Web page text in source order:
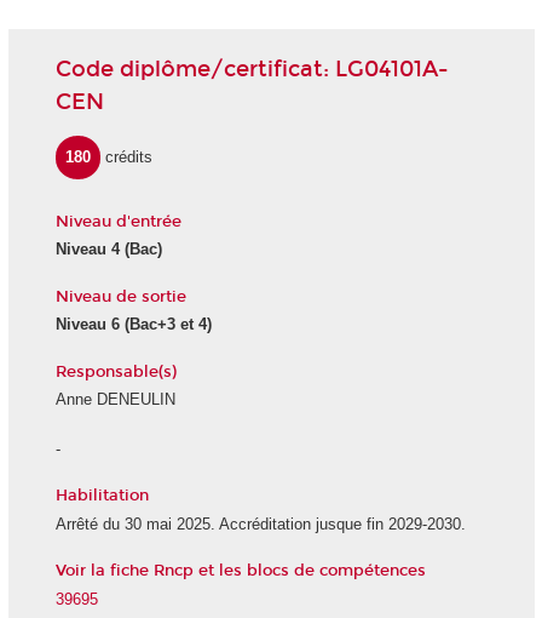
Code diplôme/certificat: LG04101A-
CEN
180 crédits
Niveau d'entrée
Niveau 4 (Bac)
Niveau de sortie
Niveau 6 (Bac+3 et 4)
Responsable(s)
Anne DENEULIN
-
Habilitation
Arrêté du 30 mai 2025. Accréditation jusque fin 2029-2030.
Voir la fiche Rncp et les blocs de compétences
39695